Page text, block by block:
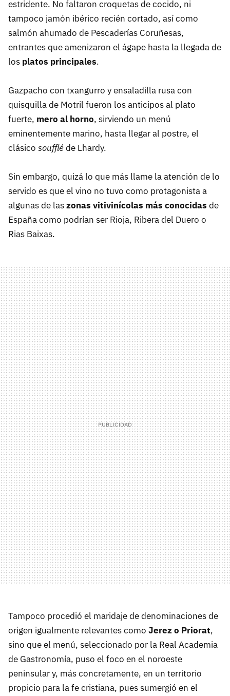
estridente. No faltaron croquetas de cocido, ni
tampoco jamón ibérico recién cortado, así como
salmón ahumado de Pescaderías Coruñesas,
entrantes que amenizaron el ágape hasta la llegada de
los platos principales.
Gazpacho con txangurro y ensaladilla rusa con
quisquilla de Motril fueron los anticipos al plato
fuerte, mero al horno, sirviendo un menú
eminentemente marino, hasta llegar al postre, el
clásico souffléde Lhardy.
Sin embargo, quizá lo que más llame la atención de lo
servido es que el vino no tuvo como protagonista a
algunas de laszonas vitivinícolas más conocidas de
España como podrían ser Rioja, Ribera del Duero o
Rias Baixas.
Tampoco procedió el maridaje de denominaciones de
origen igualmente relevantes como Jerez o Priorat,
sino que el menú, seleccionado por la Real Academia
de Gastronomía, puso el foco en el noroeste
peninsular y, más concretamente, en un territorio
propicio para la fe cristiana, pues sumergió en el